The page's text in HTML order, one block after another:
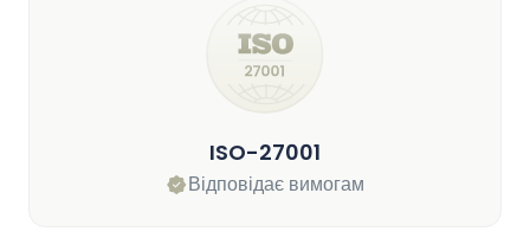
ISO-27001
Відповідає вимогам